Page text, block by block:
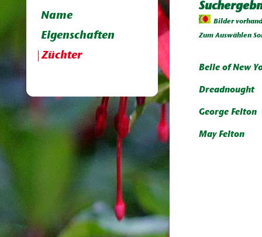
Name
Eigenschaften
Züchter
Bilder
Zum Auswählen
Belle of New
Dreadnought
George Felton
May Felton